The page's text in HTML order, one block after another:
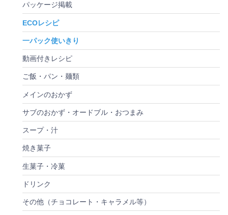
パッケージ掲載
ECOレシピ
一パック使いきり
動画付きレシピ
ご飯・パン・麺類
メインのおかず
サブのおかず・オードブル・おつまみ
スープ・汁
焼き菓子
生菓子・冷菓
ドリンク
その他（チョコレート・キャラメル等）